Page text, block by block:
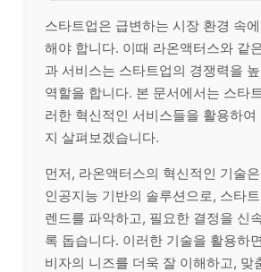
스타트업은 급변하는 시장 환경 속
해야 합니다. 이때 라온액터스와 같
과 서비스는 스타트업의 경쟁력을
역할을 합니다. 본 문서에서는 스타
러한 혁신적인 서비스들을 활용하여
지 살펴보겠습니다.
먼저, 라온액터스의 혁신적인 기술
인공지능 기반의 솔루션으로, 스타
렌드를 파악하고, 필요한 결정을 신
록 돕습니다. 이러한 기술을 활용하
비자의 니즈를 더욱 잘 이해하고, 맞